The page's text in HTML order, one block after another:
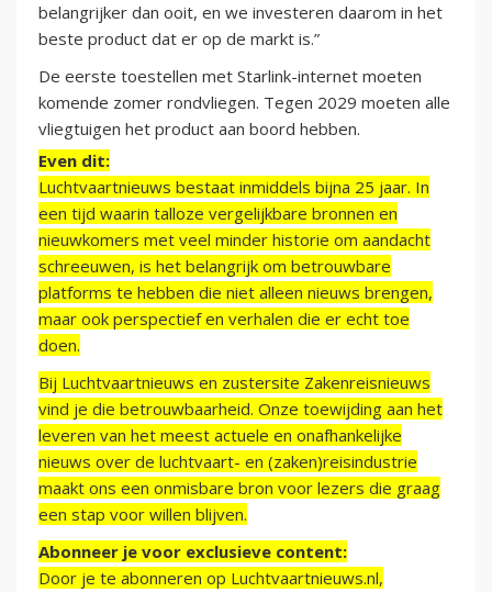
belangrijker dan ooit, en we investeren daarom in het
beste product dat er op de markt is.”
De eerste toestellen met Starlink-internet moeten
komende zomer rondvliegen. Tegen 2029 moeten alle
vliegtuigen het product aan boord hebben.
Even dit:
Luchtvaartnieuws bestaat inmiddels bijna 25 jaar. In
een tijd waarin talloze vergelijkbare bronnen en
nieuwkomers met veel minder historie om aandacht
schreeuwen, is het belangrijk om betrouwbare
platforms te hebben die niet alleen nieuws brengen,
maar ook perspectief en verhalen die er echt toe
doen.
Bij Luchtvaartnieuws en zustersite Zakenreisnieuws
vind je die betrouwbaarheid. Onze toewijding aan het
leveren van het meest actuele en onafhankelijke
nieuws over de luchtvaart- en (zaken)reisindustrie
maakt ons een onmisbare bron voor lezers die graag
een stap voor willen blijven.
Abonneer je voor exclusieve content:
Door je te abonneren op Luchtvaartnieuws.nl,